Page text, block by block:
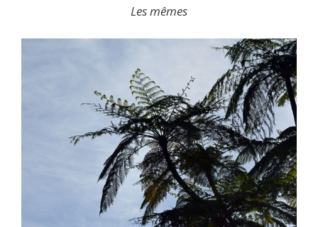
Les mêmes